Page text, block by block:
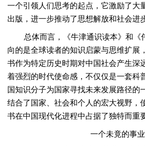
一个引领人们思考的起点，它激励了大
出版，进一步推动了思想解放和社会进
总体而言，《牛津通识读本》和《
向的是全球读者的知识启蒙与思维扩展
书作为特定历史时期对中国社会产生深
着强烈的时代使命感，不仅仅是一套科
国知识分子为国家寻找未来发展路径的
结合了国家、社会和个人的宏大视野，
书在中国现代化进程中占据了独特而重
一个未竟的事业